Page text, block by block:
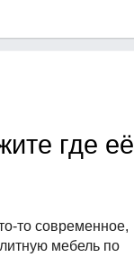
где её
то современное,
мебель по